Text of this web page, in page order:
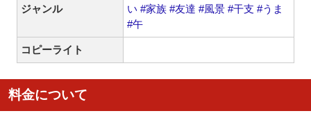
ジャンル
い #家族 #友達 #風景 #干支 #うま
#午
コピーライト
料金について